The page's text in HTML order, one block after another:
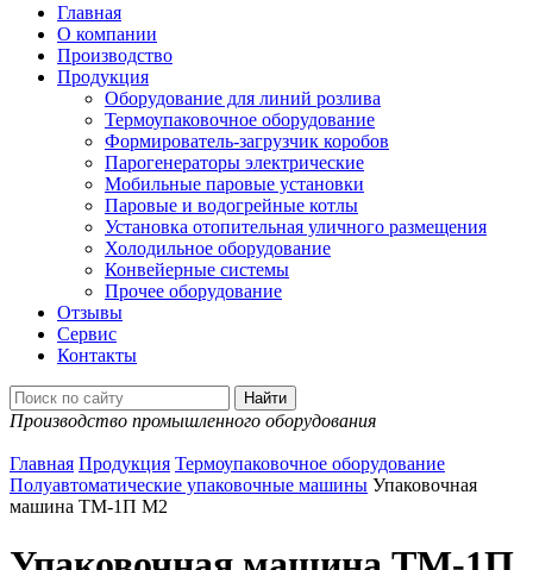
Главная
О компании
Производство
Продукция
Оборудование для линий розлива
Термоупаковочное оборудование
Формирователь-загрузчик коробов
Парогенераторы электрические
Мобильные паровые установки
Паровые и водогрейные котлы
Установка отопительная уличного размещения
Холодильное оборудование
Конвейерные системы
Прочее оборудование
Отзывы
Сервис
Контакты
Производство промышленного оборудования
Главная Продукция Термоупаковочное оборудование
Полуавтоматические упаковочные машины Упаковочная
машина ТМ-1П М2